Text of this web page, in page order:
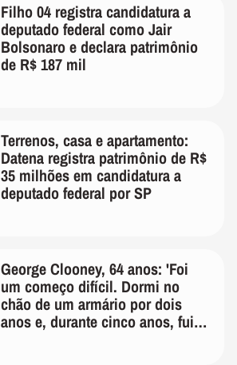
Filho 04 registra candidatura a
deputado federal como Jair
Bolsonaro e declara patrimônio
de R$ 187 mil
Terrenos, casa e apartamento:
Datena registra patrimônio de R$
35 milhões em candidatura a
deputado federal por SP
George Clooney, 64 anos: 'Foi
um começo difícil. Dormi no
chão de um armário por dois
anos e, durante cinco anos, fui